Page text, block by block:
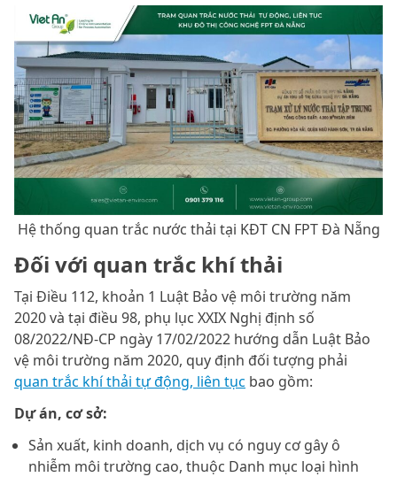
Hệ thống quan trắc nước thải tại KĐT CN FPT Đà Nẵng
Đối với quan trắc khí thải
Tại Điều 112, khoản 1 Luật Bảo vệ môi trường năm
2020 và tại điều 98, phụ lục XXIX Nghị định số
08/2022/NĐ-CP ngày 17/02/2022 hướng dẫn Luật Bảo
vệ môi trường năm 2020, quy định đối tượng phải
quan trắc khí thải tự động, liên tục bao gồm:
Dự án, cơ sở:
Sản xuất, kinh doanh, dịch vụ có nguy cơ gây ô
nhiễm môi trường cao, thuộc Danh mục loại hình